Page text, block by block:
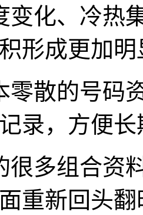
变化、冷热
形成更加
零散的号码
录，方便
很多组合资
重新回头